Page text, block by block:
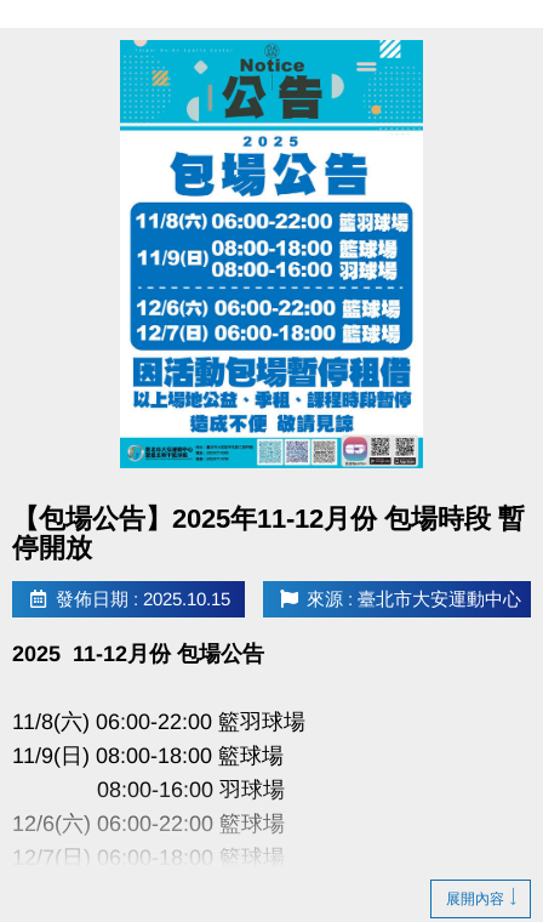
造成不便，敬請見諒
【包場公告】2025年11-12月份 包場時段 暫
停開放
發佈日期 : 2025.10.15 來源 : 臺北市大安運動中心
2025 11-12月份 包場公告
11/8(六) 06:00-22:00 籃羽球場
11/9(日) 08:00-18:00 籃球場
08:00-16:00 羽球場
12/6(六) 06:00-22:00 籃球場
12/7(日) 06:00-18:00 籃球場
展開內容